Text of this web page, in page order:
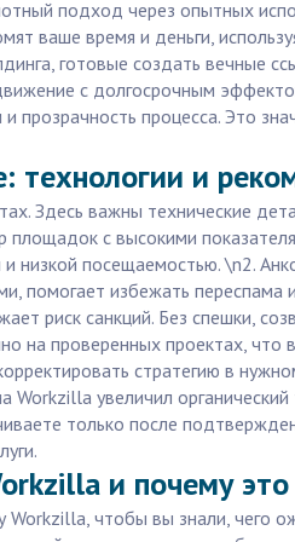
подход через опытных
ваше время и деньги,
готовые создать вечные
с долгосрочным
процесса. Это
технологии и
Здесь важны технические
с высокими
низкой посещаемостью. \n2.
избежать переспама
риск санкций. Без спешки,
на проверенных проектах,
стратегию в
увеличил
только после
и почему
Workzilla, чтобы вы знали,